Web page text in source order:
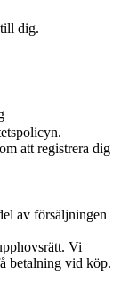
dig.
att registrera dig
av försäljningen
Vi
betalning vid köp.